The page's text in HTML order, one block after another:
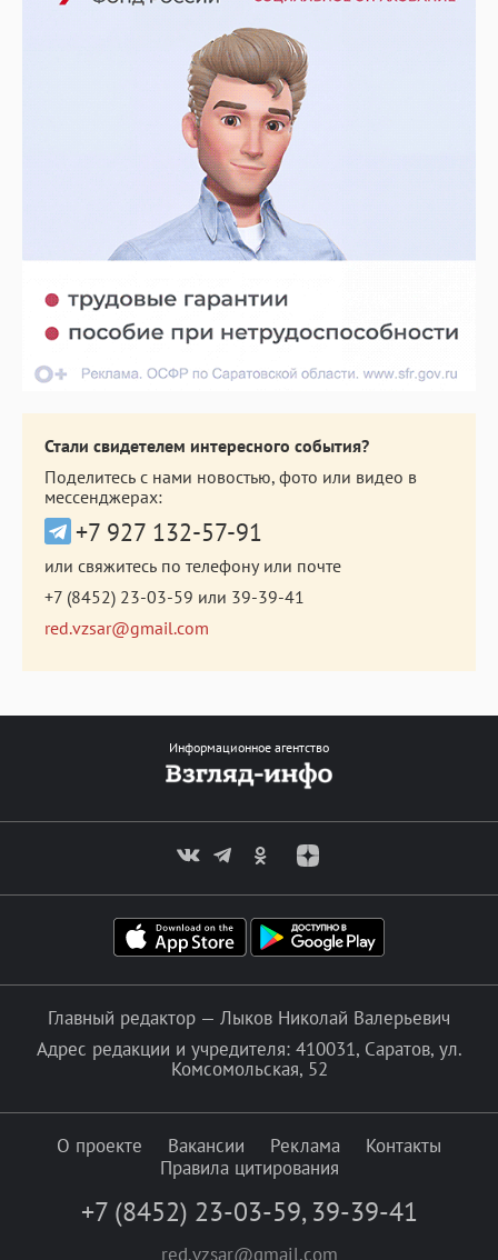
Стали свидетелем интересного события?
Поделитесь с нами новостью, фото или видео в
мессенджерах:
+7 927 132-57-91
или свяжитесь по телефону или почте
+7 (8452) 23-03-59 или 39-39-41
red.vzsar@gmail.com
Информационное агентство
Главный редактор — Лыков Николай Валерьевич
Адрес редакции и учредителя: 410031, Саратов, ул.
Комсомольская, 52
О проекте Вакансии Реклама
Контакты
Правила цитирования
+7 (8452) 23-03-59, 39-39-41
red.vzsar@gmail.com